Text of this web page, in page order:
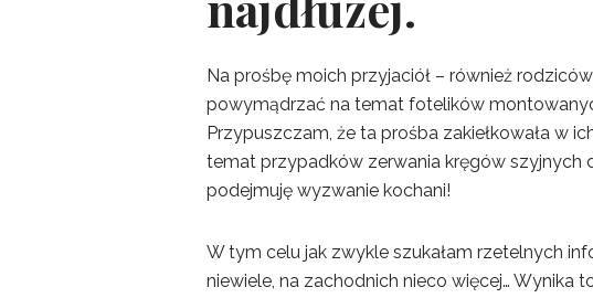
Na prośbę moich przyjaciół – również rodziców
powymądrzać na temat fotelików
Przypuszczam, że ta prośba zakiełkowała w
temat przypadków zerwania kręgów szyjnych
podejmuję wyzwanie kochani!
W tym celu jak zwykle szukałam rzetelnych
niewiele, na zachodnich nieco więcej… Wynika